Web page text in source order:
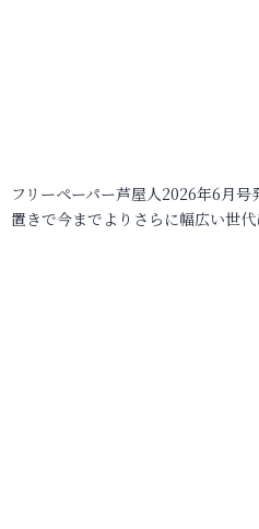
フリーペーパー芦屋人2026年6月
置きで今までよりさらに幅広い世